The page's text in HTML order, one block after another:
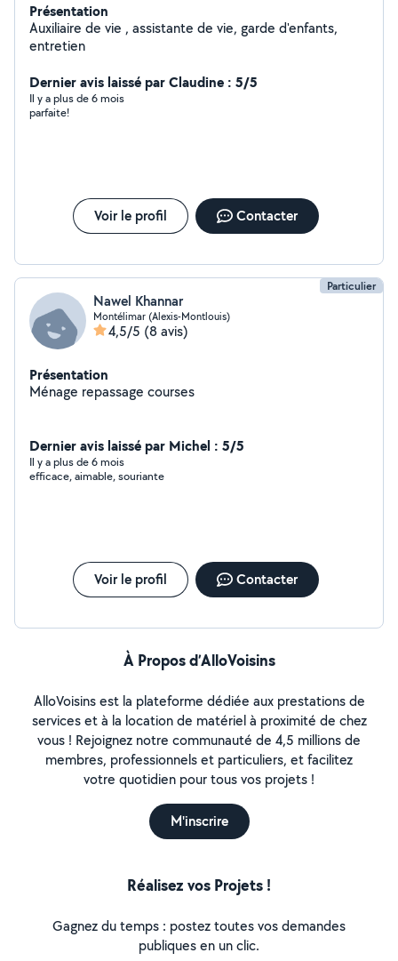
Présentation
Auxiliaire de vie , assistante de vie, garde d'enfants,
entretien
Dernier avis laissé par Claudine : 5/5
Il y a plus de 6 mois
parfaite!
Voir le profil Contacter
Particulier
Nawel Khannar
Montélimar (Alexis-Montlouis)
4,5/5 (8 avis)
Présentation
Ménage repassage courses
Dernier avis laissé par Michel : 5/5
Il y a plus de 6 mois
efficace, aimable, souriante
Voir le profil Contacter
À Propos d’AlloVoisins
AlloVoisins est la plateforme dédiée aux prestations de
services et à la location de matériel à proximité de chez
vous ! Rejoignez notre communauté de 4,5 millions de
membres, professionnels et particuliers, et facilitez
votre quotidien pour tous vos projets !
M'inscrire
Réalisez vos Projets !
Gagnez du temps : postez toutes vos demandes
publiques en un clic.